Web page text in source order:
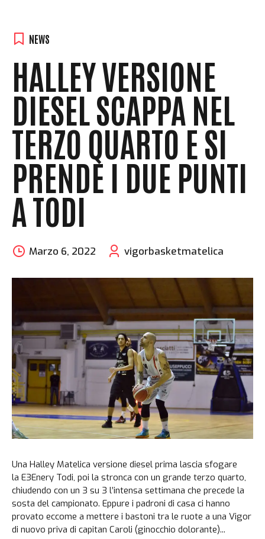
NEWS
HALLEY VERSIONE
DIESEL SCAPPA NEL
TERZO QUARTO E SI
PRENDE I DUE PUNTI
A TODI
Marzo 6, 2022 vigorbasketmatelica
Una Halley Matelica versione diesel prima lascia sfogare
la E3Enery Todi, poi la stronca con un grande terzo quarto,
chiudendo con un 3 su 3 l’intensa settimana che precede la
sosta del campionato. Eppure i padroni di casa ci hanno
provato eccome a mettere i bastoni tra le ruote a una Vigor
di nuovo priva di capitan Caroli (ginocchio dolorante)...